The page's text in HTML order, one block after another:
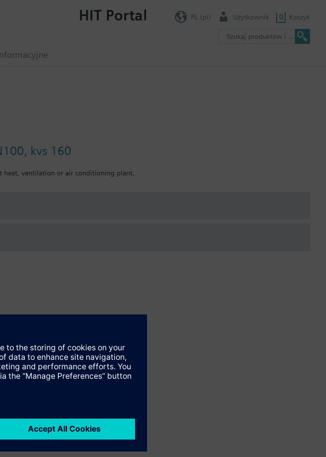
HIT Portal PL (pl) Użytkownik 0 Koszyk
kvs 160
heat, ventilation or air conditioning plant.